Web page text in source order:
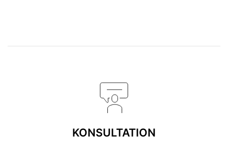
KONSULTATION